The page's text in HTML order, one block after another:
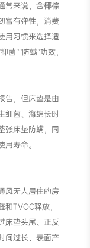
常来说，含椰棕
富有弹性，消费
用习惯来选择适
”“防螨”功效，
告，但床垫是由
细菌、海绵长时
张床垫防螨，同
寿命。
风无人居住的房
TVOC释放，
床垫头尾、正反
间过长、表面产